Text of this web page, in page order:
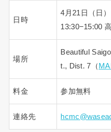
日時
4月21日（日
13:30−15:00
場所
Beautiful
t., Dist. 7（
料金 参加無料
連絡先